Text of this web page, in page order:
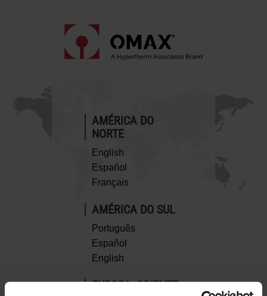
AMÉRICA DO
NORTE
English
Español
Français
AMÉRICA DO SUL
Português
Español
English
EUROPA, ORIENTE